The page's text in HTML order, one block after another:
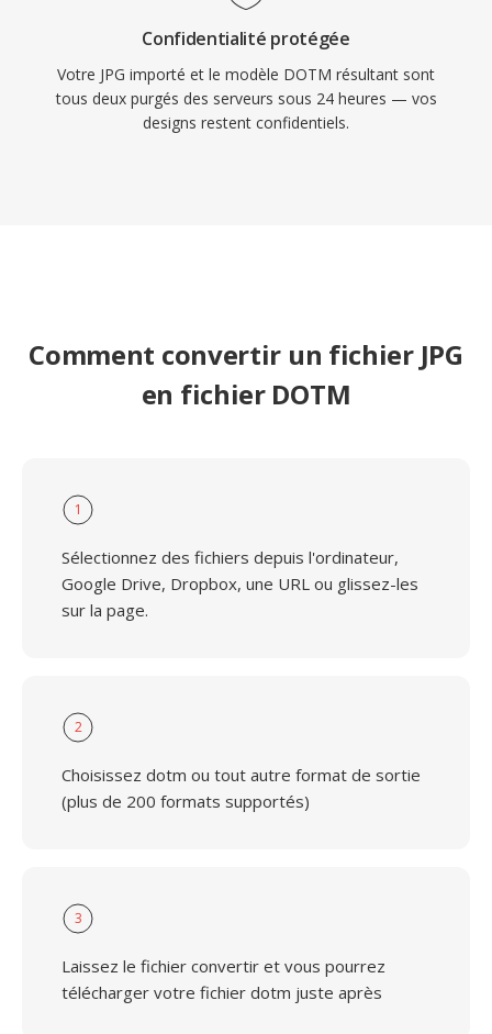
Confidentialité protégée
Votre JPG importé et le modèle DOTM résultant sont
tous deux purgés des serveurs sous 24 heures — vos
designs restent confidentiels.
Comment convertir un fichier JPG
en fichier DOTM
1
Sélectionnez des fichiers depuis l'ordinateur,
Google Drive, Dropbox, une URL ou glissez-les
sur la page.
2
Choisissez dotm ou tout autre format de sortie
(plus de 200 formats supportés)
3
Laissez le fichier convertir et vous pourrez
télécharger votre fichier dotm juste après